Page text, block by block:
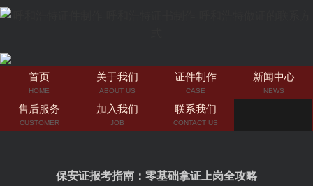
首页
HOME
关于我们
ABOUT US
证件制作
CASE
新闻中心
NEWS
售后服务
CUSTOMER
加入我们
JOB
联系我们
CONTACT US
保安证报考指南：零基础拿证上岗全攻略